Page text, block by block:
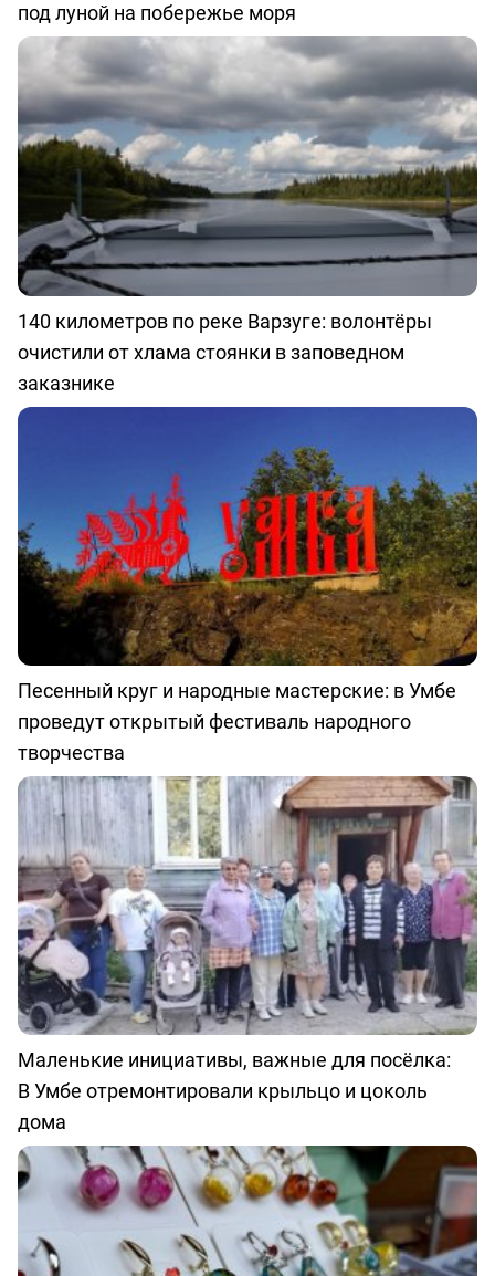
под луной на побережье моря
140 километров по реке Варзуге: волонтёры
очистили от хлама стоянки в заповедном
заказнике
Песенный круг и народные мастерские: в Умбе
проведут открытый фестиваль народного
творчества
Маленькие инициативы, важные для посёлка:
В Умбе отремонтировали крыльцо и цоколь
дома